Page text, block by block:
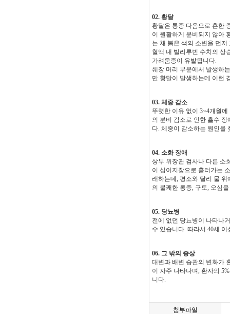
02. 황달
황달은 통증 다음으로 흔한
이 원활하게 분비되지 않아
는 채 붉은 색의 소변을 먼
혈액 내 빌리루빈 수치의 상
가려움증이 유발됩니다.
췌장 머리 부분에서 발생하
만 황달이 발생하는데 이런
03. 체중 감소
뚜렷한 이유 없이 3~4개월
의 분비 감소로 인한 흡수
다. 체중이 감소하는 원인을
04. 소화 장애
상부 위장관 검사나 다른 소
이 십이지장으로 흘러가는
래하는데, 평소와 달리 물
의 불쾌한 통증, 구토, 오심
05. 당뇨병
전에 없던 당뇨병이 나타나
수 있습니다. 따라서 40세
06. 그 밖의 증상
대변과 배변 습관의 변화가
이 자주 나타나며, 환자의
니다.
첨부파일